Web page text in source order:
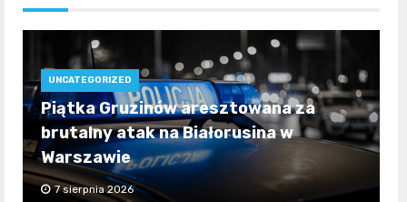
UNCATEGORIZED
Piątka Gruzinów aresztowana za
brutalny atak na Białorusina w
Warszawie
7 sierpnia 2026